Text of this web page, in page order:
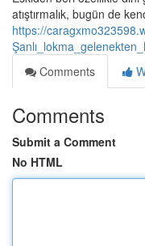
atıştırmalık, bugün de
https://
Comments
Comments
Submit a Comment
No HTML